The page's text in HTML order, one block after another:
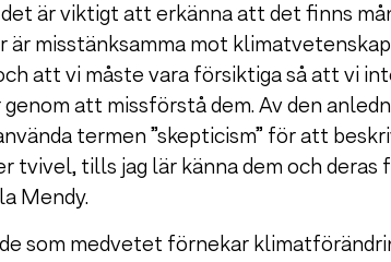
är viktigt att erkänna att det finns
är misstänksamma mot
att vi måste vara försiktiga så att vi
att missförstå dem. Av den
termen ”skepticism” för att
tvivel, tills jag lär känna dem och deras
Mendy.
som medvetet förnekar